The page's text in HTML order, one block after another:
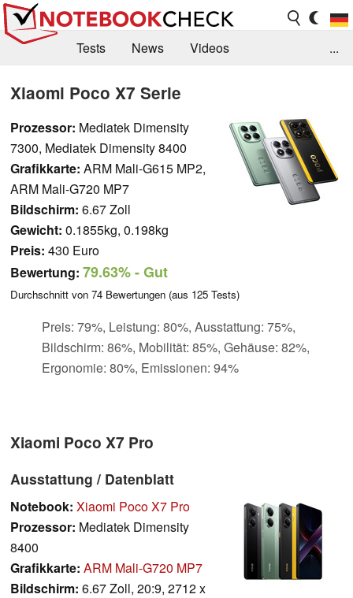
Tests News
Videos
Jobs
Forum
...
Xiaomi Poco X7 Serie
Prozessor: Mediatek Dimensity
7300, Mediatek Dimensity 8400
Grafikkarte: ARM Mali-G615 MP2,
ARM Mali-G720 MP7
Bildschirm: 6.67 Zoll
Gewicht: 0.1855kg, 0.198kg
Preis: 430 Euro
Bewertung: 79.63%- Gut
Durchschnitt von 74 Bewertungen (aus 125 Tests)
Preis: 79%, Leistung: 80%, Ausstattung: 75%,
Bildschirm: 86%, Mobilität: 85%, Gehäuse: 82%,
Ergonomie: 80%, Emissionen: 94%
Xiaomi Poco X7 Pro
Ausstattung / Datenblatt
Notebook: Xiaomi Poco X7 Pro
Prozessor: Mediatek Dimensity
8400
Grafikkarte: ARM Mali-G720 MP7
Bildschirm: 6.67 Zoll, 20:9, 2712 x